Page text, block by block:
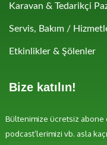
Karavan & Tedarikçi
Servis, Bakım /
Etkinlikler & Şölenler
Bize katılın!
Bültenimize ücretsiz abone
podcast’lerimizi vb. asla